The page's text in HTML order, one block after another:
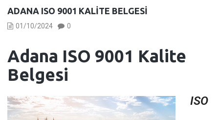
ADANA ISO 9001 KALITE BELGESI
01/10/2024 0
Adana ISO 9001 Kalite
Belgesi
ISO